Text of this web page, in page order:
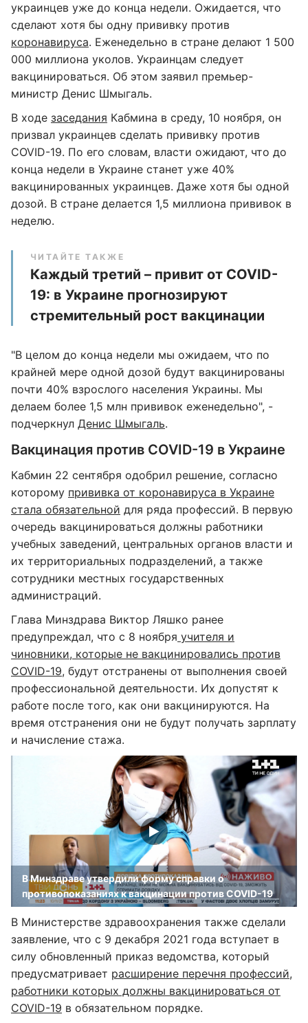
украинцев уже до конца недели. Ожидается, что
сделают хотя бы одну прививку против
коронавируса. Еженедельно в стране делают 1 500
000 миллиона уколов. Украинцам следует
вакцинироваться. Об этом заявил премьер-
министр Денис Шмыгаль.
В ходе заседания Кабмина в среду, 10 ноября, он
призвал украинцев сделать прививку против
COVID-19. По его словам, власти ожидают, что до
конца недели в Украине станет уже 40%
вакцинированных украинцев. Даже хотя бы одной
дозой. В стране делается 1,5 миллиона прививок в
неделю.
ЧИТАЙТЕ ТАКЖЕ
Каждый третий – привит от COVID-
19: в Украине прогнозируют
стремительный рост вакцинации
"В целом до конца недели мы ожидаем, что по
крайней мере одной дозой будут вакцинированы
почти 40% взрослого населения Украины. Мы
делаем более 1,5 млн прививок еженедельно", -
подчеркнул Денис Шмыгаль.
Вакцинация против COVID-19 в Украине
Кабмин 22 сентября одобрил решение, согласно
которому прививка от коронавируса в Украине
стала обязательной для ряда профессий. В первую
очередь вакцинироваться должны работники
учебных заведений, центральных органов власти и
их территориальных подразделений, а также
сотрудники местных государственных
администраций.
Глава Минздрава Виктор Ляшко ранее
предупреждал, что с 8 ноября учителя и
чиновники, которые не вакцинировались против
COVID-19, будут отстранены от выполнения своей
профессиональной деятельности. Их допустят к
работе после того, как они вакцинируются. На
время отстранения они не будут получать зарплату
и начисление стажа.
В Минздраве утвердили форму справки о
противопоказаниях к вакцинации против COVID-19
В Министерстве здравоохранения также сделали
заявление, что с 9 декабря 2021 года вступает в
силу обновленный приказ ведомства, который
предусматривает расширение перечня профессий,
работники которых должны вакцинироваться от
COVID-19 в обязательном порядке.